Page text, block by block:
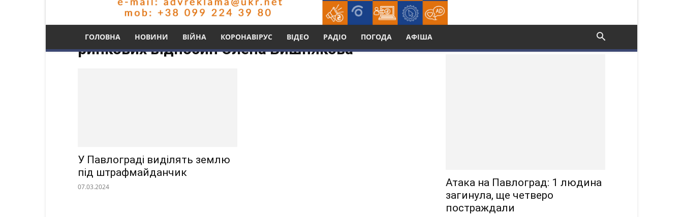
ГОЛОВНА НОВИНИ ВІЙНА КОРОНАВІРУС ВІДЕО РАДІО ПОГОДА АФІША
Тег: ― розповіла начальник відділу земельно-
ринкових відносин Олена Вишнякова
У Павлограді виділять землю
під штрафмайданчик
07.03.2024
Атака на Павлоград: 1 людина
загинула, ще четверо
постраждали